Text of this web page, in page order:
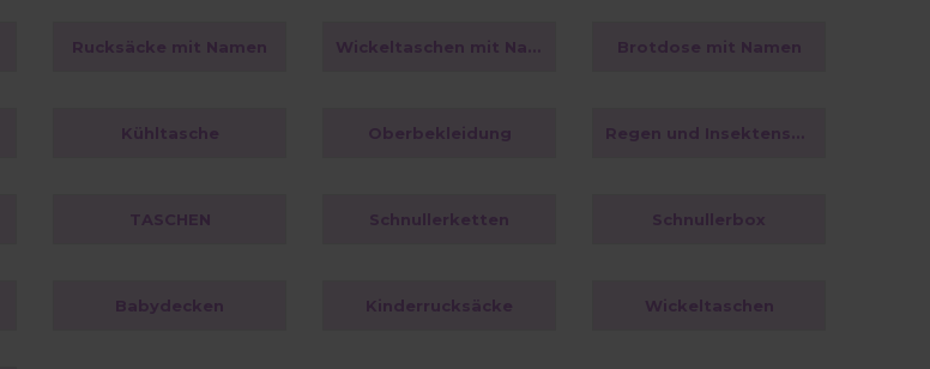
Rucksäcke mit Namen Wickeltaschen mit Namen Brotdose mit Namen
Kühltasche Oberbekleidung Regen und Insektenschutz
TASCHEN Schnullerketten Schnullerbox
Babydecken Kinderrucksäcke Wickeltaschen